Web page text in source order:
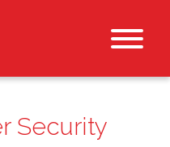
Security